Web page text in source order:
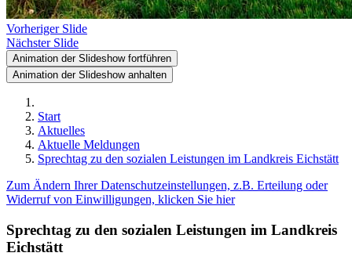
Vorheriger Slide
Nächster Slide
Animation der Slideshow fortführen
Animation der Slideshow anhalten
Start
Aktuelles
Aktuelle Meldungen
Sprechtag zu den sozialen Leistungen im Landkreis Eichstätt
Zum Ändern Ihrer Datenschutzeinstellungen, z.B. Erteilung oder
Widerruf von Einwilligungen, klicken Sie hier
Sprechtag zu den sozialen Leistungen im Landkreis
Eichstätt